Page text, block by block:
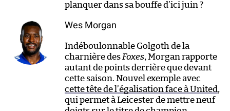
planquer dans sa bouffe d’ici juin ?
Wes Morgan
Indéboulonnable Golgoth de la
charnière des Foxes, Morgan rapporte
autant de points derrière que devant
cette saison. Nouvel exemple avec
cette tête de l’égalisation face à United ,
qui permet à Leicester de mettre neuf